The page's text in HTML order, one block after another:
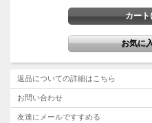
返品についての詳細はこちら
お問い合わせ
友達にメールですすめる